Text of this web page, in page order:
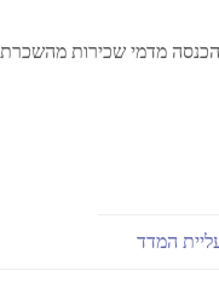
מדמי שכירות